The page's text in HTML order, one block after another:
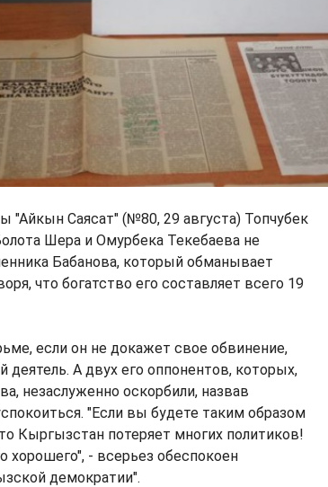
"Айкын Саясат" (№80, 29 августа) Топчубек
Шера и Омурбека Текебаева не
Бабанова, который обманывает
что богатство его составляет всего 19
если он не докажет свое обвинение,
А двух его оппонентов, которых,
незаслуженно оскорбили, назвав
"Если вы будете таким образом
Кыргызстан потеряет многих политиков!
хорошего", - всерьез обеспокоен
демократии".